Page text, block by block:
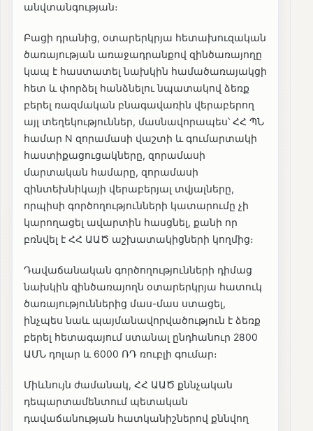
անվտանգության։
Բացի դրանից, օտարերկրյա հետախուզական
ծառայության առաջադրանքով զինծառայողը
կապ է հաստատել նախկին համածառայակցի
հետ և փորձել հանձնելու նպատակով ձեռք
բերել ռազմական բնագավառին վերաբերող
այլ տեղեկություններ, մասնավորապես՝ ՀՀ ՊՆ
համար N զորամասի վաշտի և գումարտակի
հաստիքացուցակները, զորամասի
մարտական համարը, զորամասի
զինտեխնիկայի վերաբերյալ տվյալները,
որպիսի գործողությունների կատարումը չի
կարողացել ավարտին հասցնել, քանի որ
բռնվել է ՀՀ ԱԱԾ աշխատակիցների կողմից։
Դավաճանական գործողությունների դիմաց
նախկին զինծառայողն օտարերկրյա հատուկ
ծառայություններից մաս-մաս ստացել,
ինչպես նաև պայմանավորվածություն է ձեռք
բերել հետագայում ստանալ ընդհանուր 2800
ԱՄՆ դոլար և 6000 ՌԴ ռուբլի գումար։
Միևնույն ժամանակ, ՀՀ ԱԱԾ քննչական
դեպարտամենտում պետական
դավաճանության հատկանիշներով քննվող